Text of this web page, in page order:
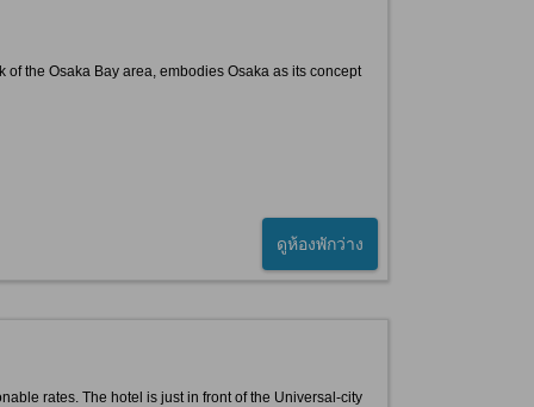
the Osaka Bay area, embodies Osaka as its concept
ดูห้องพักว่าง
rates. The hotel is just in front of the Universal-city